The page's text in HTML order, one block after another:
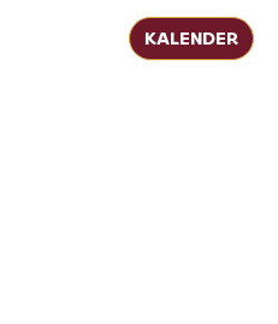
KALENDER